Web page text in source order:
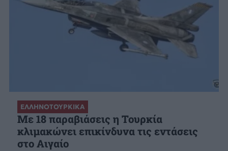
ΕΛΛΗΝΟΤΟΥΡΚΙΚΑ
Με 18 παραβιάσεις η Τουρκία
κλιμακώνει επικίνδυνα τις εντάσεις
στο Αιγαίο